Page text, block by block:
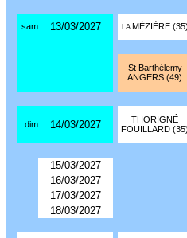
sam 13/03/2027 LA MÉZIÈRE (35)
St Barthélemy
ANGERS (49)
dim 14/03/2027
THORIGNÉ
FOUILLARD (35)
15/03/2027
16/03/2027
17/03/2027
18/03/2027